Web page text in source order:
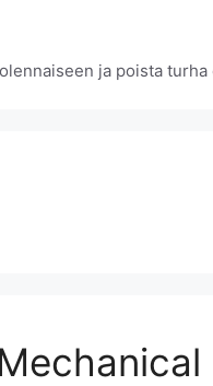
ja poista turha